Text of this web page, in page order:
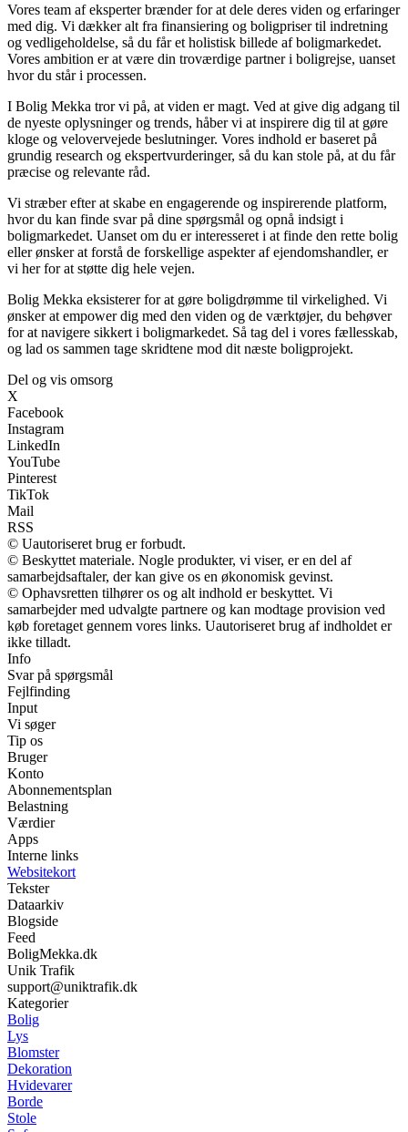
Vores team af eksperter brænder for at dele deres viden og erfaringer
med dig. Vi dækker alt fra finansiering og boligpriser til indretning
og vedligeholdelse, så du får et holistisk billede af boligmarkedet.
Vores ambition er at være din troværdige partner i boligrejse, uanset
hvor du står i processen.
I Bolig Mekka tror vi på, at viden er magt. Ved at give dig adgang til
de nyeste oplysninger og trends, håber vi at inspirere dig til at gøre
kloge og velovervejede beslutninger. Vores indhold er baseret på
grundig research og ekspertvurderinger, så du kan stole på, at du får
præcise og relevante råd.
Vi stræber efter at skabe en engagerende og inspirerende platform,
hvor du kan finde svar på dine spørgsmål og opnå indsigt i
boligmarkedet. Uanset om du er interesseret i at finde den rette bolig
eller ønsker at forstå de forskellige aspekter af ejendomshandler, er
vi her for at støtte dig hele vejen.
Bolig Mekka eksisterer for at gøre boligdrømme til virkelighed. Vi
ønsker at empower dig med den viden og de værktøjer, du behøver
for at navigere sikkert i boligmarkedet. Så tag del i vores fællesskab,
og lad os sammen tage skridtene mod dit næste boligprojekt.
Del og vis omsorg
X
Facebook
Instagram
LinkedIn
YouTube
Pinterest
TikTok
Mail
RSS
© Uautoriseret brug er forbudt.
© Beskyttet materiale. Nogle produkter, vi viser, er en del af
samarbejdsaftaler, der kan give os en økonomisk gevinst.
© Ophavsretten tilhører os og alt indhold er beskyttet. Vi
samarbejder med udvalgte partnere og kan modtage provision ved
køb foretaget gennem vores links. Uautoriseret brug af indholdet er
ikke tilladt.
Info
Svar på spørgsmål
Fejlfinding
Input
Vi søger
Tip os
Bruger
Konto
Abonnementsplan
Belastning
Værdier
Apps
Interne links
Websitekort
Tekster
Dataarkiv
Blogside
Feed
BoligMekka.dk
Unik Trafik
support@uniktrafik.dk
Kategorier
Bolig
Lys
Blomster
Dekoration
Hvidevarer
Borde
Stole